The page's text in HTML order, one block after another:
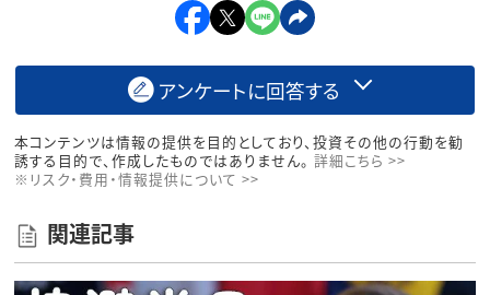
アンケートに回答する
本コンテンツは情報の提供を目的としており、投資その他の行動を勧
誘する目的で、作成したものではありません。 詳細こちら >>
※リスク・費用・情報提供について >>
関連記事